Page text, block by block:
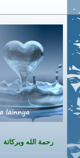
الله وبركاتة